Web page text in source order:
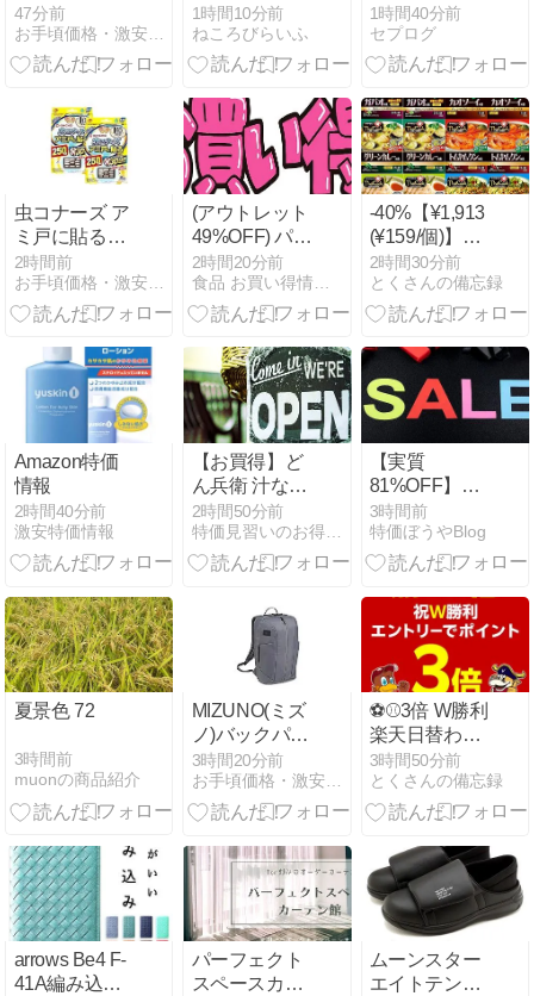
スフェイス)
半袖 カットソ
ー Tシャツ
Logo Tee デジ
タルスティー
ル M
47分前
オンの口コミ
評判をレビュ
ー！使い心地
解説
1時間10分前
ねころびらいふ
地
1時間40分前
セプログ
虫コナーズ ア
ミ戸に貼るタ
イプ 250日 2
個入 ×2個
2時間前
(アウトレット
49%OFF) パー
ルライス 生産
者限定 富山県
産 白米 関野さ
リ 5kg 令和7
年産
2時間20分前
-40%【¥1,913
(¥159/個)】◤
ヤマモリ タイ
クック 12個ア
ソート
2時間30分前
とくさんの備忘録
Amazon特価
情報
2時間40分前
激安特価情報
【お買得】ど
ん兵衛 汁なし
だしソース焼
うどん 93g
×12個 [日清食
うどん 50周年
記念 U.F.O.コ
ラボ 進撃シリ
ーズ] 2,099円
2時間50分前
特価見習いのお得情報マルシェ
【実質
81%OFF】
「ミュージカ
ル封神演義-開
戦の前奏曲-」
￥3,767 ク:￥0
ポ:3035pt
3時間前
特価ぼうやBlog
夏景色 72
3時間前
muonの商品紹介
MIZUNO(ミズ
ノ)バックパッ
ク 25L グレー
3時間20分前
⚽️⚾️3倍 W勝利
楽天日替わり
4/17(土)
3時間50分前
とくさんの備忘録
arrows Be4 F-
41A編み込み
パーフェクト
スペースカー
ムーンスター
エイトテンス